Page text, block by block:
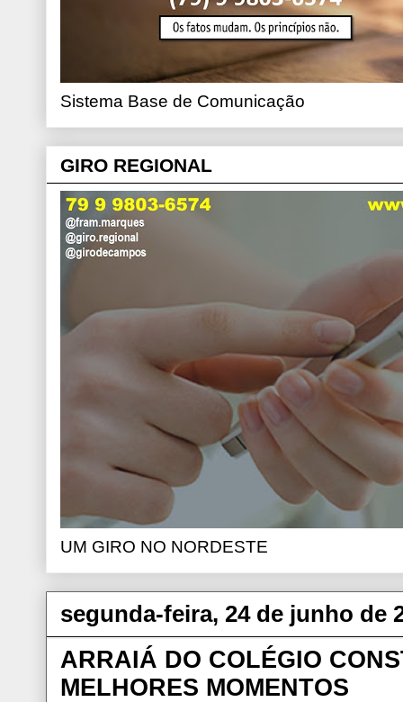
Sistema Base de Comunicação
GIRO REGIONAL
UM GIRO NO NORDESTE
segunda-feira, 24 de junho de
ARRAIÁ DO COLÉGIO
MELHORES MOMENTOS